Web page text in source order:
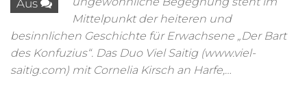
Aus
Mittelpunkt der heiteren und
besinnlichen Geschichte für Erwachsene „Der Bart
des Konfuzius“. Das Duo Viel Saitig (www.viel-
saitig.com) mit Cornelia Kirsch an Harfe,…